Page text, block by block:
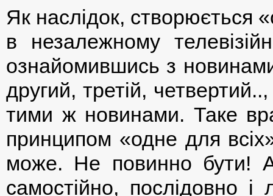
Як наслідок, створюється
в незалежному
ознайомившись з
другий, третій,
тими ж новинами. Таке
принципом «одне для
може. Не повинно бути!
самостійно, послідовно і